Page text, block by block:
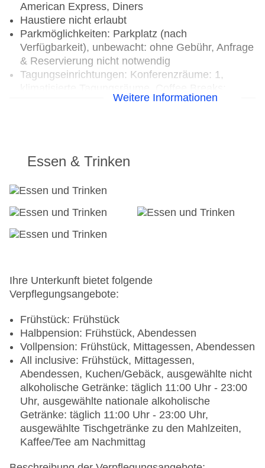
American Express, Diners
Haustiere nicht erlaubt
Parkmöglichkeiten: Parkplatz (nach
Verfügbarkeit), unbewacht: ohne Gebühr, Anfrage
& Reservierung nicht notwendig
Tagungseinrichtungen: Konferenzräume: 1,
Weitere Informationen
Essen & Trinken
Ihre Unterkunft bietet folgende
Verpflegungsangebote:
Frühstück: Frühstück
Halbpension: Frühstück, Abendessen
Vollpension: Frühstück, Mittagessen, Abendessen
All inclusive: Frühstück, Mittagessen,
Abendessen, Kuchen/Gebäck, ausgewählte nicht
alkoholische Getränke: täglich 11:00 Uhr - 23:00
Uhr, ausgewählte nationale alkoholische
Getränke: täglich 11:00 Uhr - 23:00 Uhr,
ausgewählte Tischgetränke zu den Mahlzeiten,
Kaffee/Tee am Nachmittag